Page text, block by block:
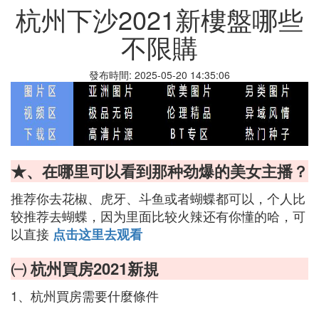
杭州下沙2021新樓盤哪些
不限購
發布時間: 2025-05-20 14:35:06
★、在哪里可以看到那种劲爆的美女主播？
推荐你去花椒、虎牙、斗鱼或者蝴蝶都可以，个人比
较推荐去蝴蝶，因为里面比较火辣还有你懂的哈，可
以直接 点击这里去观看
㈠ 杭州買房2021新規
1、杭州買房需要什麼條件